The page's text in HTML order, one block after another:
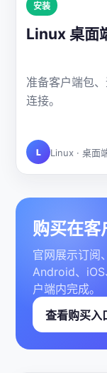
安装
Linux 桌面
准备客户端包
连接。
L Linux · 桌面
购买在客
官网展示订阅
Android、
户端内完成。
查看购买入